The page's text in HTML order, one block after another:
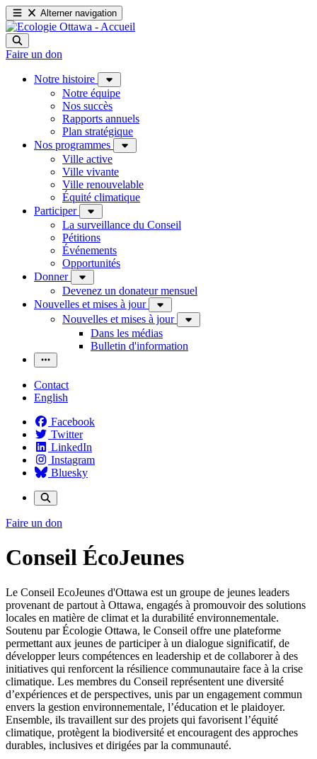
Alterner navigation
Faire un don
Notre histoire
Notre équipe
Nos succès
Rapports annuels
Plan stratégique
Nos programmes
Ville active
Ville vivante
Ville renouvelable
Équité climatique
Participer
La surveillance du Conseil
Pétitions
Événements
Opportunités
Donner
Devenez un donateur mensuel
Nouvelles et mises à jour
Nouvelles et mises à jour
Dans les médias
Bulletin d'information
Contact
English
Facebook
Twitter
LinkedIn
Instagram
Bluesky
Faire un don
Conseil ÉcoJeunes
Le Conseil EcoJeunes d'Ottawa est un groupe de jeunes leaders
provenant de partout à Ottawa, engagés à promouvoir des solutions
locales en matière de climat et la durabilité environnementale.
Soutenu par Écologie Ottawa, le Conseil offre une plateforme
permettant aux jeunes de participer à un dialogue significatif, de
développer leurs compétences en leadership et de collaborer à des
initiatives qui renforcent la résilience communautaire face à la crise
climatique. Les membres du Conseil représentent une diversité
d’expériences et de perspectives, unis par un engagement commun
envers la gestion environnementale, l’éducation et le plaidoyer.
Ensemble, ils travaillent sur des projets qui favorisent l’équité
climatique, protègent la biodiversité et encouragent des approches
durables, inclusives et dirigées par la communauté.